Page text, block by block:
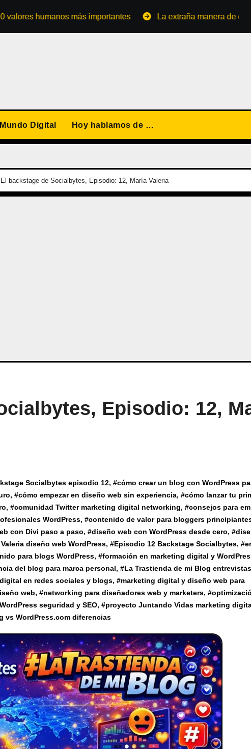
más importantes La extraña manera de convertirse
Mundo Digital Hoy hablamos de …
El backstage de Socialbytes, Episodio: 12, María Valeria
Episodio: 12,
Socialbytes episodio 12, #cómo crear un blog con WordPress
, #cómo empezar en diseño web sin experiencia, #cómo lanzar tu
, #comunidad Twitter marketing digital networking, #consejos para
WordPress, #contenido de valor para bloggers
con Divi paso a paso, #diseño web con WordPress desde cero, #
diseño web WordPress, #Episodio 12 Backstage Socialbytes, #
para blogs WordPress, #formación en marketing digital y
del blog para marca personal, #La Trastienda de mi Blog entrevistas
en redes sociales y blogs, #marketing digital y diseño web para
web, #networking para diseñadores web y marketers, #
seguridad y SEO, #proyecto Juntando Vidas marketing
vs WordPress.com diferencias